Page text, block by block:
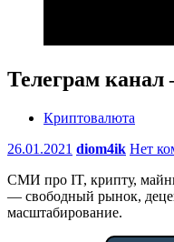
Телеграм
Криптовалюта
26.01.2021 diom4ik Нет
СМИ про IT, крипту,
— свободный рынок,
масштабирование.